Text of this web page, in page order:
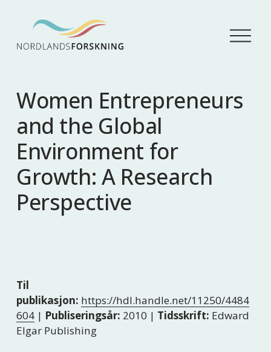
Å
p
e
Women Entrepreneurs
and the Global
Environment for
Growth: A Research
Perspective
Til
publikasjon: https://hdl.handle.net/11250/4484
604| Publiseringsår: 2010 | Tidsskrift: Edward
Elgar Publishing